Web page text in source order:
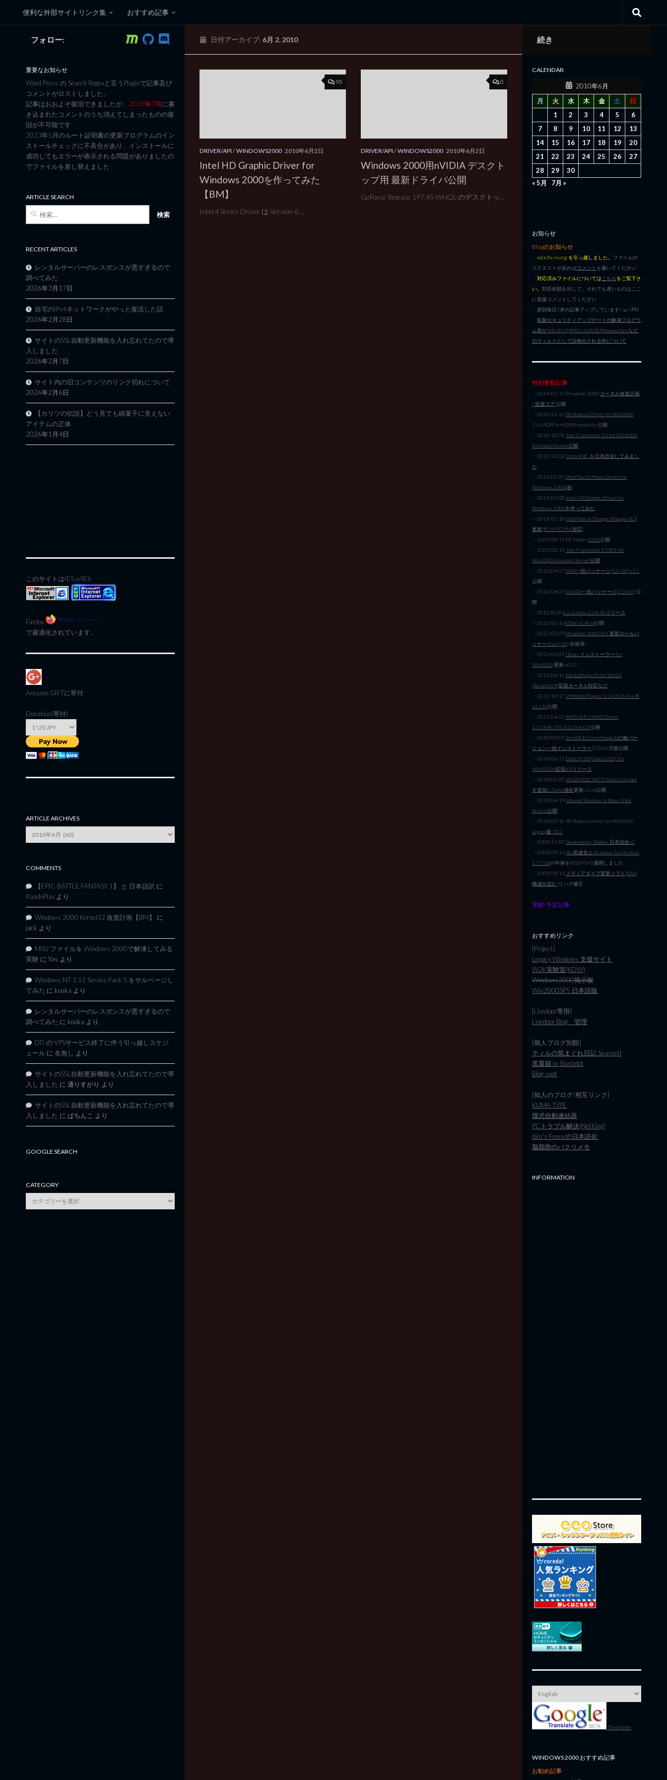
コンテンツへスキップ
便利な外部サイトリンク集 おすすめ記事
黒翼猫のコンピュータ日記 3rd Edition
日付アーカイブ: 6月 2, 2010
95
DRIVER/API /WINDOWS2000 2010年6月2日
Intel HD Graphic Driver for
Windows 2000を作ってみた
【BM】
Intel 4 Series Driver は Version 6....
0
DRIVER/API /WINDOWS2000 2010年6月2日
Windows 2000用nVIDIA デスクト
ップ用 最新ドライバ公開
GeForce Release 197.45 WHQL のデスクトッ...
フォロー:
重要なお知らせ
Word Press の Search Regexと言うPluginで記事及び
コメントがロストしました。
記事はおおよそ復旧できましたが、 2023年7月に書
き込まれたコメントのうち消えてしまったものの復
旧が不可能です
2023年5月のルート証明書の更新プログラムのイン
ストールチェックに不具合があり、インストールに
成功してもエラーが表示される問題がありましたの
でファイルを差し替えました
ARTICLE SEARCH
RECENT ARTICLES
レンタルサーバーのレスポンスが悪すぎるので
調べてみた
2026年3月17日
自宅のIPv4ネットワークがやっと復活した話
2026年2月28日
サイトのSSL自動更新機能を入れ忘れてたので導
入しました
2026年2月7日
サイト内の旧コンテンツのリンク切れについて
2026年2月6日
【カリツの伝説】どう見ても綿菓子に見えない
アイテムの正体
2026年1月4日
このサイトはIE5.x/IE6
Firefox
で最適化されています。
Amazon GIFTに寄付
Donation(寄付)
ARTICLE ARCHIVES
Archives
COMMENTS
【EPIC BATTLE FANTASY 1】 と 日本語訳 に
RandoPlay より
Windows 2000 Kernel32 改造計画【BM】
に
jack より
MSU ファイルを Windows 2000で解凍してみる
実験 に Yas より
Windows NT 3.51 Service Pack 5 をサルベージし
てみた に kouka より
レンタルサーバーのレスポンスが悪すぎるので
調べてみた に kouka より
DTI の VPSサービス終了に伴う引っ越しスケジ
ュール に 名無し より
サイトのSSL自動更新機能を入れ忘れてたので導
入しました に 通りすがり より
サイトのSSL自動更新機能を入れ忘れてたので導
入しました に ぱちんこ より
GOOGLE SEARCH
CATEGORY
category
続き
CALENDAR
2010年6月
月
火 水 木 金 土
日
1
2 3 4 5
6
7
8 9 10 11 12
13
14
15 16 17 18 19
20
21
22 23 24 25 26
27
28
29
30
« 5月
7月 »
お知らせ
Blogのお知らせ
・ w2k.flxsrv.org を引っ越しました。 ファイルの
リクエストがあればコメント を書いてください
・ 対応済みファイルについては こちらをご覧下さ
い。 対応依頼を出して、それでも遅いものはここ
に直接コメントしてください
・原則毎日1本の記事アップしています|･ω･)ﾁﾗﾘ
・ 私製セキュリティアップデートの解凍プログラ
ム群が HEUR/QVM20.1.0A7B.Malware.Gen など
のウィルスとして誤検出される件について
特別更新記事
・2014/01/15 Windows 2000 カーネル改造計画
/ 拡張コア 公開
・2013/11/10ATI Radeon Driver for Win2000
13.4 AGPFix+HDMI+mobility 公開
・2013/10/28 .Net Framework 4.0 for Win2000
Extended Kernel公開
・2013/10/22 Ultra VNC を日本語化してみまし
た
・2013/05/20 iPod Touch/iPhone Driver for
Windows 2000(改)
・2013/04/08 Intel HD Graphic Driver for
Windows 2000を作ってみた
・2013/01/18 Intel Matrix Storage Manager 8.9
更新(PCH/PCHM 対応)
・2023/08/15 PE Makerv0.83公開
・2022/02/13 .Net Framework 3.5SP1 for
Win2000 Extended Kernel公開
・2012/09/27XNA一括パッケージ(1.0-4.0) v1.1
公開
・2012/09/25 SlimDX一括パッケージ(2.0/4.0) 公
開
・2012/8/28 Ese Lolifox 0.3.8.9a リリース
・2012/06/16KDW v0.96m公開
・2012/05/29Windows 2000 SP4 更新ロールパ
ッケージv2(r18)(非推奨)
・2012/05/21 iTunes インストーラー for
Win2000更新 v0.31
・2012/04/16 MediaPlayer10 for Win2k
(Build4069)拡張カーネル対応など
・2011/10/17VMWare Playere 3.14/3.15パッチ
v3.14b公開
・2011/04/23 AMD AHCI/RAID Driver
3.1.1548.155/3.2.1540.53公開
・2010/09/01 SlimDXとDirectShowLibの複バー
ジョン一括インストーラー2010/6月版公開
・2010/06/11 DirectX 9.0(June/2010) for
Win2000+拡張Kitリリース
・2010/05/25 Win2000にXACT/XAudio/XInput
を追加しGame強化更新 v1.4a公開
・2010/04/19 Internet Explorer 6 Bonus Pack
Build 6公開
・2010/03/16 ATI Radeon Driver for Win2000
Legacy版 10.2
・2009/11/02 Dependency Walker 日本語化v2
・2009/09/14 IE6高速化とWindows Script Host
5.7 / 5.8の中身をMS09-045適用しました
・2009/09/13 メディアタイプ変更ソフト(EISA
構成を読む) リンク修正
実験/予定記事
おすすめリンク
[Project]
Legacy Windows 支援サイト
W2K実験室(KDW)
Windows2000掲示板
Win2000SP5 日本語版
[Livedoor専用]
Livedoor Blog 管理
[個人ブログ別館]
ティルの気まぐれ日記 SeasonII
黒翼猫 in Slashdot
Blog spot
[知人のブログ/相互リンク]
KUMA TYPE
煤式自動連結器
PCトラブル解決(NetKing)
dim's Freesoft日本語化
脳脂肪のパクリメモ
INFORMATION
Translate
WINDOWS 2000 おすすめ記事
お勧め記事